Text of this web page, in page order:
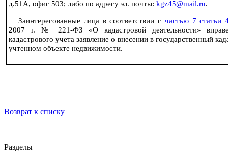
д.51А, офис 503; либо по адресу эл. почты:kgz45@mail.ru.
Заинтересованные лица в соответствии с частью 7 статьи
2007 г. № 221-ФЗ «О кадастровой деятельности»
кадастрового учета заявление о внесении в государственный
учтенном объекте недвижимости.
Возврат к списку
Разделы